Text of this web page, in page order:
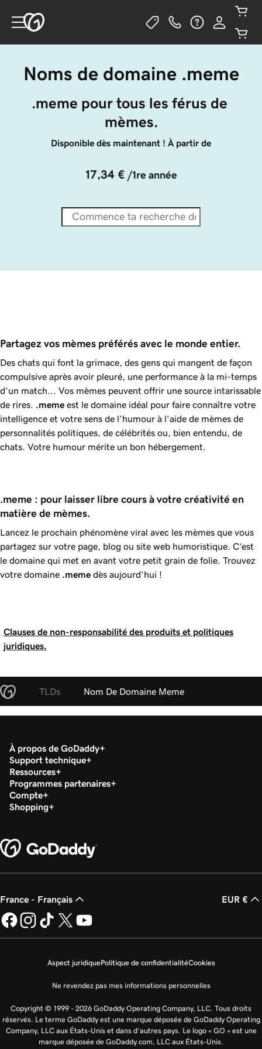
Noms de domaine .meme
.meme pour tous les férus de
mèmes.
Disponible dès maintenant ! À partir de
17,34 € /1re année
Partagez vos mèmes préférés avec le monde entier.
Des chats qui font la grimace, des gens qui mangent de façon
compulsive après avoir pleuré, une performance à la mi-temps
d’un match... Vos mèmes peuvent offrir une source intarissable
de rires.
.meme est le domaine idéal pour faire connaître votre
intelligence et votre sens de l’humour à l’aide de mèmes de
personnalités politiques, de célébrités ou, bien entendu, de
chats. Votre humour mérite un bon hébergement.
.meme : pour laisser libre cours à votre créativité en
matière de mèmes.
Lancez le prochain phénomène viral avec les mèmes que vous
partagez sur votre page, blog ou site web humoristique. C’est
le domaine qui met en avant votre petit grain de folie. Trouvez
votre domaine .meme dès aujourd’hui !
Clauses de non-responsabilité des produits et politiques
juridiques.
TLDs Nom De Domaine Meme
À propos de GoDaddy
Support technique
Ressources
Programmes partenaires
Compte
Shopping
France - Français EUR €
Aspect juridiquePolitique de confidentialitéCookies
Ne revendez pas mes informations personnelles
Copyright © 1999 - 2026 GoDaddy Operating Company, LLC. Tous droits
réservés. Le terme GoDaddy est une marque déposée de GoDaddy Operating
Company, LLC aux États-Unis et dans d’autres pays. Le logo « GO » est une
marque déposée de GoDaddy.com, LLC aux États-Unis.